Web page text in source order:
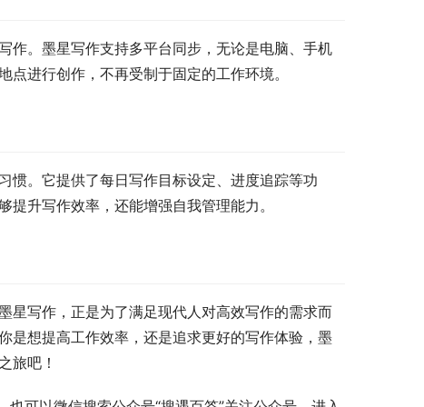
作。墨星写作支持多平台同步，无论是电脑、手机
进行创作，不再受制于固定的工作环境。
惯。它提供了每日写作目标设定、进度追踪等功
升写作效率，还能增强自我管理能力。
星写作，正是为了满足现代人对高效写作的需求而
是想提高工作效率，还是追求更好的写作体验，墨
旅吧！